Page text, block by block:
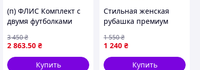
(п) ФЛИС Комплект с
двумя футболками
2 863.50 ₴
3 450₴
Купить
Стильная женская
рубашка премиум
1 240 ₴
1 550₴
Купить